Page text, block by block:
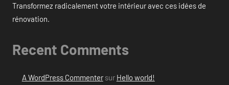
Transformez radicalement votre intérieur avec ces idées de
rénovation.
Recent Comments
A WordPress Commentersur Hello world!